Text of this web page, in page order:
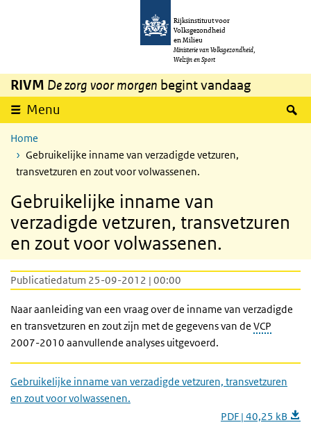
Overslaan en naar de inhoud gaan
Rijksinstituut voor
Volksgezondheid
en Milieu
Ministerie van Volksgezondheid,
Welzijn en Sport
RIVM De zorg voor morgen begint vandaag
Menu
Home
Gebruikelijke inname van verzadigde vetzuren,
transvetzuren en zout voor volwassenen.
Gebruikelijke inname van
verzadigde vetzuren, transvetzuren
en zout voor volwassenen.
Publicatiedatum 25-09-2012 | 00:00
Naar aanleiding van een vraag over de inname van verzadigde
en transvetzuren en zout zijn met de gegevens van de VCP
2007-2010 aanvullende analyses uitgevoerd.
Gebruikelijke inname van verzadigde vetzuren, transvetzuren
en zout voor volwassenen.
PDF | 40,25 kB